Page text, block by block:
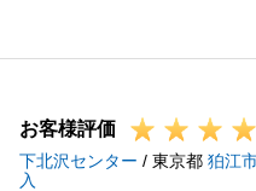
お取引に関してこちら
いただき、F様のご協力
重ねて感謝申し上げます
今後も何かお困り事が
お客様評価
下北沢センター / 東京都 狛江
入